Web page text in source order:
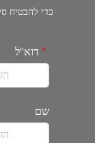
כדי להבטיח
דוא"ל
שם